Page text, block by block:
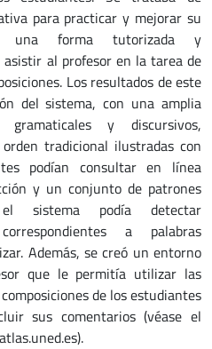
para practicar y mejorar su
una forma tutorizada y
asistir al profesor en la tarea de
Los resultados de este
del sistema, con una amplia
y discursivos,
tradicional ilustradas con
podían consultar en línea
y un conjunto de patrones
el sistema podía detectar
a palabras
Además, se creó un entorno
que le permitía utilizar las
de los estudiantes
sus comentarios (véase el